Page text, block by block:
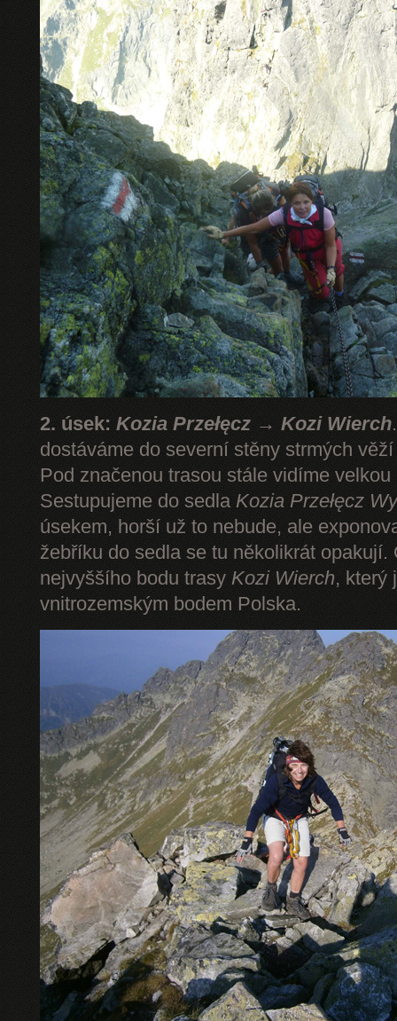
2. úsek: Kozia Przełęcz → Kozi Wierch
dostáváme do severní stěny strmých
Pod značenou trasou stále vidíme
Sestupujeme do sedla Kozia Przełęcz
úsekem, horší už to nebude, ale
žebříku do sedla se tu několikrát opakují.
nejvyššího bodu trasy Kozi Wierch, který
vnitrozemským bodem Polska.